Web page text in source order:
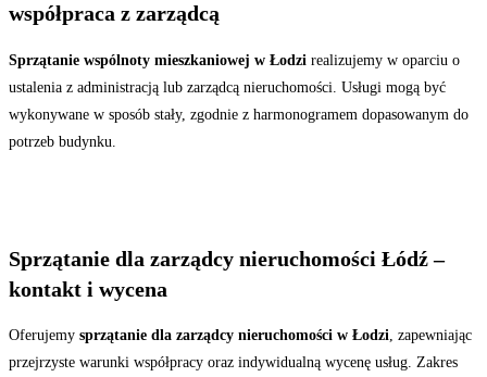
współpraca z zarządcą
Sprzątanie wspólnoty mieszkaniowej w Łodzi realizujemy w oparciu o
ustalenia z administracją lub zarządcą nieruchomości. Usługi mogą być
wykonywane w sposób stały, zgodnie z harmonogramem dopasowanym do
potrzeb budynku.
Sprzątanie dla zarządcy nieruchomości Łódź –
kontakt i wycena
Oferujemy sprzątanie dla zarządcy nieruchomości w Łodzi, zapewniając
przejrzyste warunki współpracy oraz indywidualną wycenę usług. Zakres